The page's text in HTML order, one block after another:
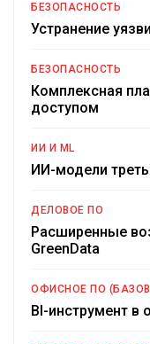
БЕЗОПАСНОСТЬ
Устранение
БЕЗОПАСНОСТЬ
Комплексная
доступом
ИИ И ML
ИИ-модели
ДЕЛОВОЕ ПО
Расширенные
GreenData
ОФИСНОЕ ПО
BI-инструмент в